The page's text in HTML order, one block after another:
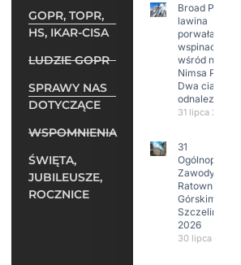
GOPR, TOPR,
HS, IKAR-CISA
LUDZIE GOPR
SPRAWY NAS
DOTYCZĄCE
WSPOMNIENIA
ŚWIĘTA,
JUBILEUSZE,
ROCZNICE
Broad Peak:
lawina
porwała 10
wspinaczy,
wśród nich
Nimsa Purję.
Dwa ciała
odnalezione.
31 lipca 2026
31
Ogólnopolskie
Zawody w
Ratownictwie
Górskim –
Szczeliniec
2026
30 lipca 2026